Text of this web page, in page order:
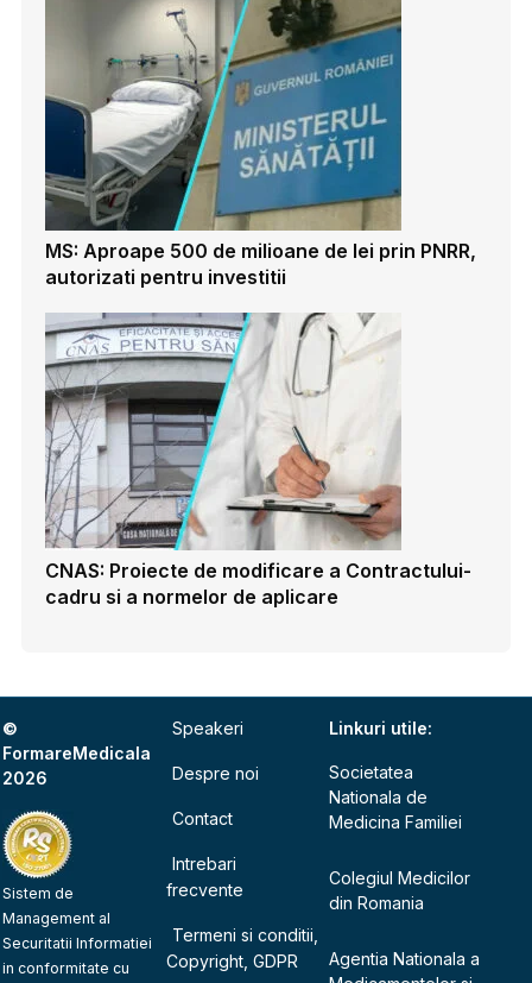
MS: Aproape 500 de milioane de lei prin PNRR,
autorizati pentru investitii
CNAS: Proiecte de modificare a Contractului-
cadru si a normelor de aplicare
©
FormareMedicala
2026
Sistem de
Management al
Securitatii Informatiei
in conformitate cu
Speakeri
Despre noi
Contact
Intrebari
frecvente
Termeni si conditii,
Copyright, GDPR
Linkuri utile:
Societatea
Nationala de
Medicina Familiei
Colegiul Medicilor
din Romania
Agentia Nationala a